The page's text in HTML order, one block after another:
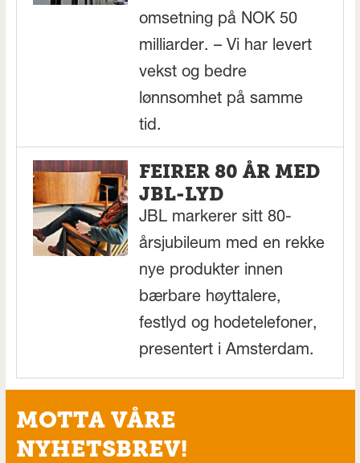
omsetning på NOK 50
milliarder. – Vi har levert
vekst og bedre
lønnsomhet på samme
tid.
FEIRER 80 ÅR MED
JBL-LYD
JBL markerer sitt 80-
årsjubileum med en rekke
nye produkter innen
bærbare høyttalere,
festlyd og hodetelefoner,
presentert i Amsterdam.
MOTTA VÅRE
NYHETSBREV!